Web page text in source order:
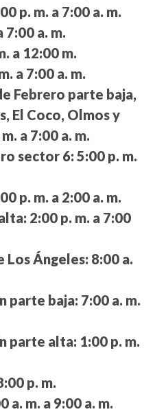
p. m. a 7:00 a. m.
7:00 a. m.
a 12:00 m.
a 7:00 a. m.
Febrero parte baja,
El Coco, Olmos y
a 7:00 a. m.
sector 6: 5:00 p. m.
p. m. a 2:00 a. m.
2:00 p. m. a 7:00
Los Ángeles: 8:00 a.
parte baja: 7:00 a. m.
parte alta: 1:00 p. m.
p. m.
a. m. a 9:00 a. m.